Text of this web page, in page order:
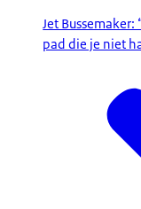
Jet
pad die je niet